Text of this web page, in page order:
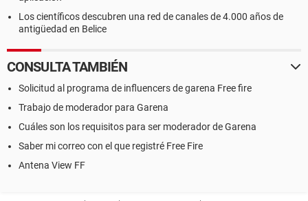
Los científicos descubren una red de canales de 4.000 años de
antigüedad en Belice
CONSULTA TAMBIÉN
Solicitud al programa de influencers de garena Free fire
Trabajo de moderador para Garena
Cuáles son los requisitos para ser moderador de Garena
Saber mi correo con el que registré Free Fire
Antena View FF